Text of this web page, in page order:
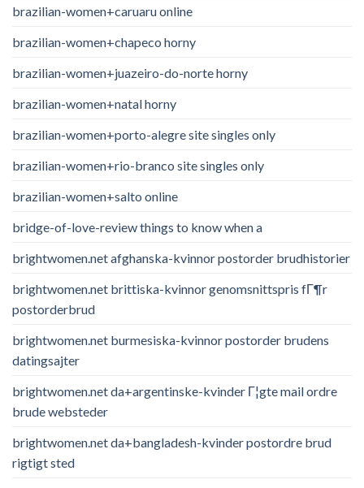
brazilian-women+caruaru online
brazilian-women+chapeco horny
brazilian-women+juazeiro-do-norte horny
brazilian-women+natal horny
brazilian-women+porto-alegre site singles only
brazilian-women+rio-branco site singles only
brazilian-women+salto online
bridge-of-love-review things to know when a
brightwomen.net afghanska-kvinnor postorder brudhistorier
brightwomen.net brittiska-kvinnor genomsnittspris fГ¶r
postorderbrud
brightwomen.net burmesiska-kvinnor postorder brudens
datingsajter
brightwomen.net da+argentinske-kvinder Г¦gte mail ordre
brude websteder
brightwomen.net da+bangladesh-kvinder postordre brud
rigtigt sted